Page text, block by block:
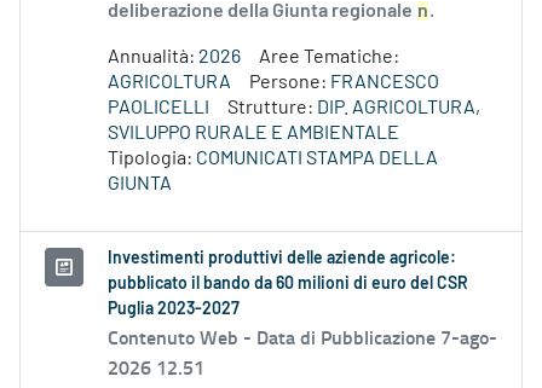
deliberazione della Giunta regionale n.
Annualità: 2026
Aree Tematiche:
AGRICOLTURA
Persone: FRANCESCO
PAOLICELLI
Strutture: DIP. AGRICOLTURA,
SVILUPPO RURALE E AMBIENTALE
Tipologia: COMUNICATI STAMPA DELLA
GIUNTA
Investimenti produttivi delle aziende agricole:
pubblicato il bando da 60 milioni di euro del CSR
Puglia 2023-2027
Contenuto Web - Data di Pubblicazione 7-ago-
2026 12.51